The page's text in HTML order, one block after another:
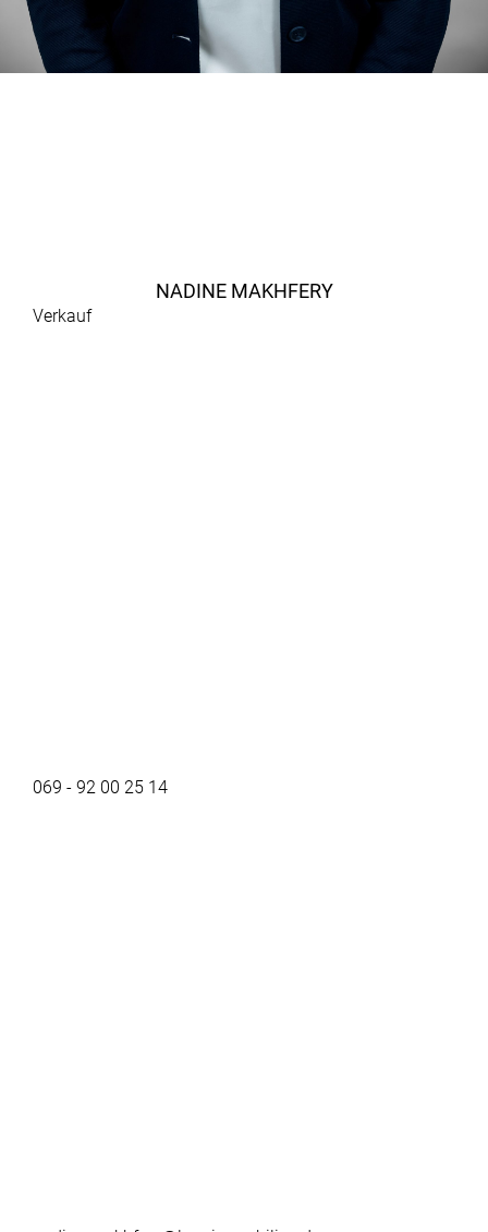
NADINE MAKHFERY
Verkauf
069 - 92 00 25 14